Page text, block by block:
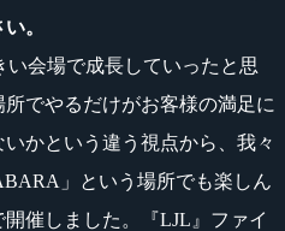
。
会場で成長していったと思
でやるだけがお客様の満足に
かという違う視点から、我々
」という場所でも楽しん
催しました。『LJL』ファイ